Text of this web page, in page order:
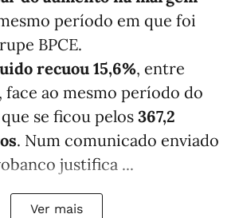
período em que foi
BPCE.
recuou 15,6%, entre
ao mesmo período do
se ficou pelos 367,2
. Num comunicado enviado
justifica ...
Ver mais